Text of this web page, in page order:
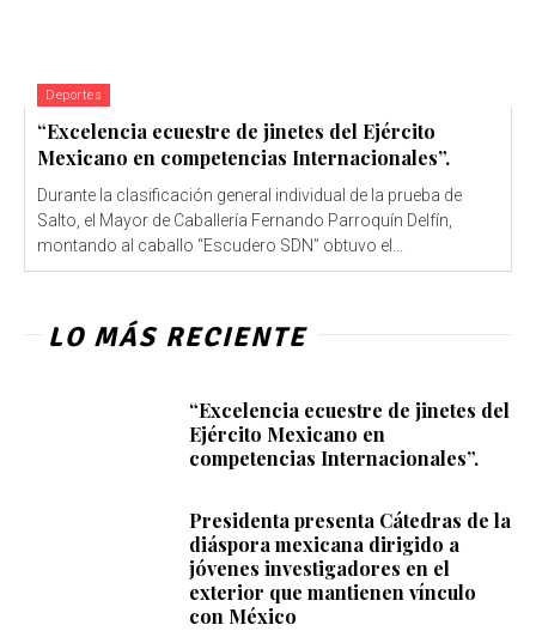
Deportes
“Excelencia ecuestre de jinetes del Ejército
Mexicano en competencias Internacionales”.
Durante la clasificación general individual de la prueba de
Salto, el Mayor de Caballería Fernando Parroquín Delfín,
montando al caballo “Escudero SDN” obtuvo el...
LO MÁS RECIENTE
“Excelencia ecuestre de jinetes del
Ejército Mexicano en
competencias Internacionales”.
Presidenta presenta Cátedras de la
diáspora mexicana dirigido a
jóvenes investigadores en el
exterior que mantienen vínculo
con México